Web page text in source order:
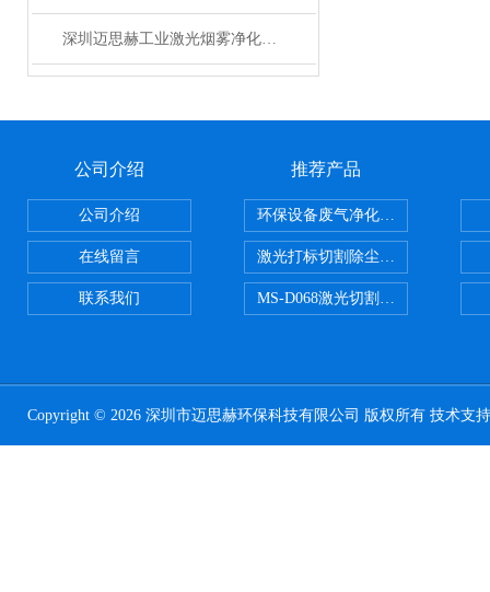
深圳迈思赫工业激光烟雾净化器 焊锡艾灸排烟除味设备 厂家直销
公司介绍
公司介绍
在线留言
联系我们
推荐产品
环保设备废气净化处理设备
激光打标切割除尘设备
MS-D068激光切割亚克力烟雾净化
Copyright © 2026 深圳市迈思赫环保科技有限公司 版权所有 技术支